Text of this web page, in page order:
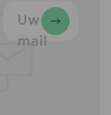
Uw e-
mail